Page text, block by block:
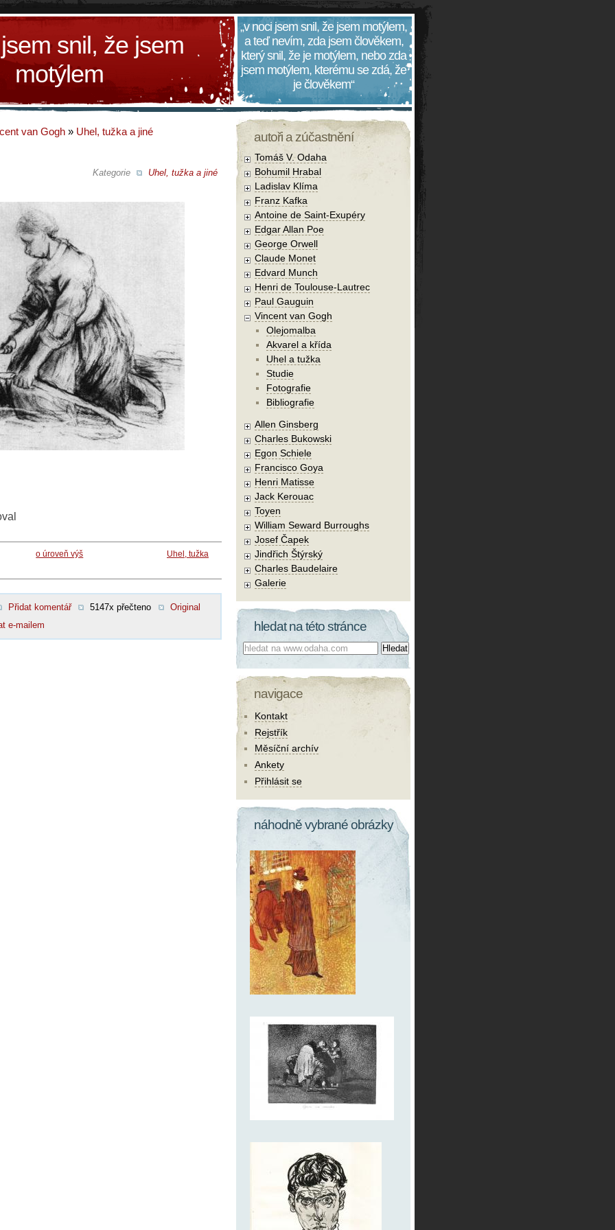
snil, že jsem
motýlem
„v noci jsem snil, že jsem motýlem,
a teď nevím, zda jsem člověkem,
který snil, že je motýlem, nebo zda
jsem motýlem, kterému se zdá, že
je člověkem“
van Gogh » Uhel, tužka a jiné
Kategorie Uhel, tužka a jiné
o úroveň výš Uhel, tužka
Přidat komentář 5147x přečteno
Original
e-mailem
autoři a zúčastnění
Tomáš V. Odaha
Bohumil Hrabal
Ladislav Klíma
Franz Kafka
Antoine de Saint-Exupéry
Edgar Allan Poe
George Orwell
Claude Monet
Edvard Munch
Henri de Toulouse-Lautrec
Paul Gauguin
Vincent van Gogh
Olejomalba
Akvarel a křída
Uhel a tužka
Studie
Fotografie
Bibliografie
Allen Ginsberg
Charles Bukowski
Egon Schiele
Francisco Goya
Henri Matisse
Jack Kerouac
Toyen
William Seward Burroughs
Josef Čapek
Jindřich Štýrský
Charles Baudelaire
Galerie
hledat na této stránce
Co hledat:
navigace
Kontakt
Rejstřík
Měsíční archív
Ankety
Přihlásit se
náhodně vybrané obrázky